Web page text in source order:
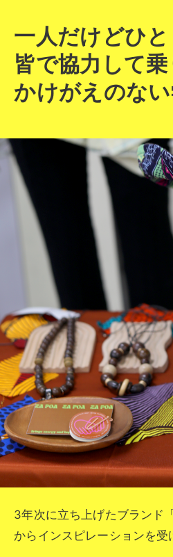
一人だけどひ
皆で協力して
かけがえのな
3年次に立ち上げたブランド
からインスピレーションを受